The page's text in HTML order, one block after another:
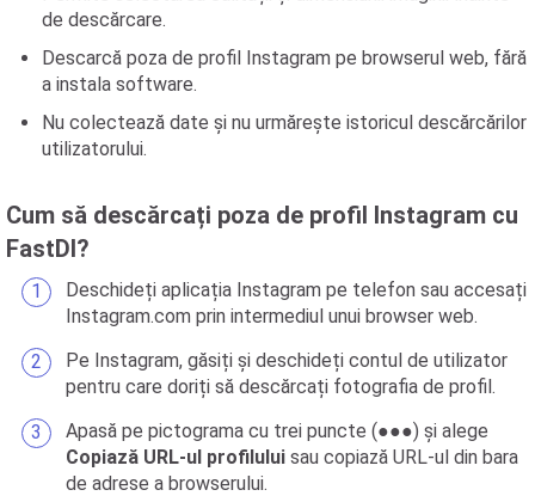
de descărcare.
Descarcă poza de profil Instagram pe browserul web, fără
a instala software.
Nu colectează date și nu urmărește istoricul descărcărilor
utilizatorului.
Cum să descărcați poza de profil Instagram cu
FastDl?
Deschideți aplicația Instagram pe telefon sau accesați
Instagram.com prin intermediul unui browser web.
Pe Instagram, găsiți și deschideți contul de utilizator
pentru care doriți să descărcați fotografia de profil.
Apasă pe pictograma cu trei puncte (●●●) și alege
Copiază URL-ul profilului sau copiază URL-ul din bara
de adrese a browserului.